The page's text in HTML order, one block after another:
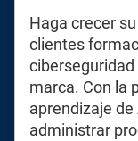
Haga crecer
clientes
marca. Con la
aprendizaje
administrar